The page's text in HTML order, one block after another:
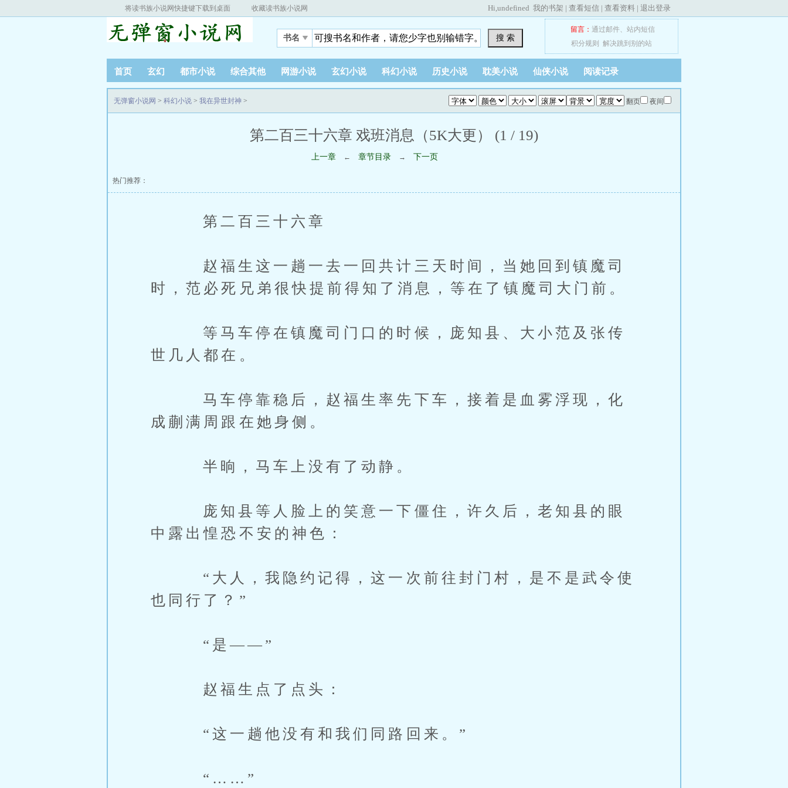
将读书族小说网快捷键下载到桌面 收藏读书族小说网 Hi,undefined 我的书架 | 查看短信 | 查看资料 | 退出登录
书名 搜 索
留言： 通过邮件、 站内短信
积分规则
解决跳到别的站
首页 玄幻 都市小说 综合其他 网游小说 玄幻小说 科幻小说 历史小说 耽美小说 仙侠小说 阅读记录
翻页 夜间
无弹窗小说网 > 科幻小说 > 我在异世封神 >
第二百三十六章 戏班消息（5K大更） (1 / 19)
上一章 ← 章节目录 → 下一页
热门推荐：
第二百三十六章
赵福生这一趟一去一回共计三天时间，当她回到镇魔司
时，范必死兄弟很快提前得知了消息，等在了镇魔司大门前。
等马车停在镇魔司门口的时候，庞知县、大小范及张传
世几人都在。
马车停靠稳后，赵福生率先下车，接着是血雾浮现，化
成蒯满周跟在她身侧。
半晌，马车上没有了动静。
庞知县等人脸上的笑意一下僵住，许久后，老知县的眼
中露出惶恐不安的神色：
“大人，我隐约记得，这一次前往封门村，是不是武令使
也同行了？”
“是——”
赵福生点了点头：
“这一趟他没有和我们同路回来。”
“……”